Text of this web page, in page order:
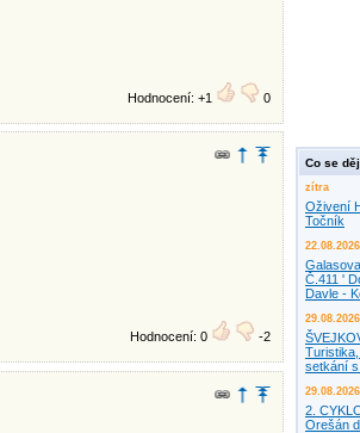
Hodnocení: +1 0
Hodnocení: 0 -2
Co se
zítra
Oživení
Točník
22.08.2026
Č.411 '
Davle -
29.08.2026
setkání
29.08.2026
2.
Orešán